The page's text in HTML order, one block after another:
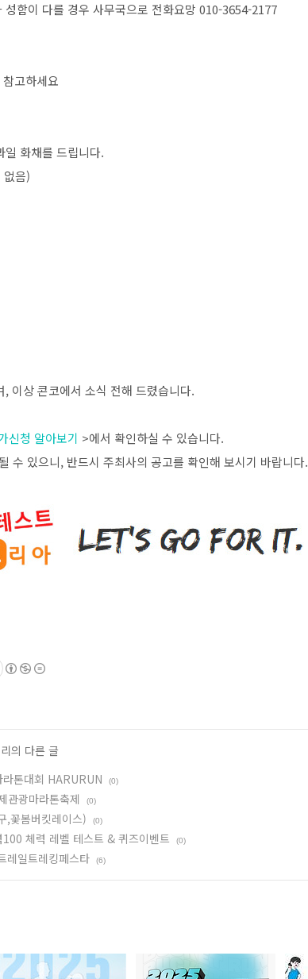
성함이 다를 경우 사무국으로 전화요망 010-3654-2177
고하세요
일 화채를 드립니다.
없음)
, 이상 콘코에서 소식 전해 드렸습니다.
신청 알아보기 >에서 확인하실 수 있습니다.
수 있으니, 반드시 주최사의 공고를 확인해 보시기 바랍니다.
의 다른 글
톤대회 HARURUN
(0)
관광마라톤축제 (0)
,꽃봄버킷레이스) (0)
체력 레벨 테스트 & 퀴즈이벤트 (0)
레일트레킹페스타 (6)